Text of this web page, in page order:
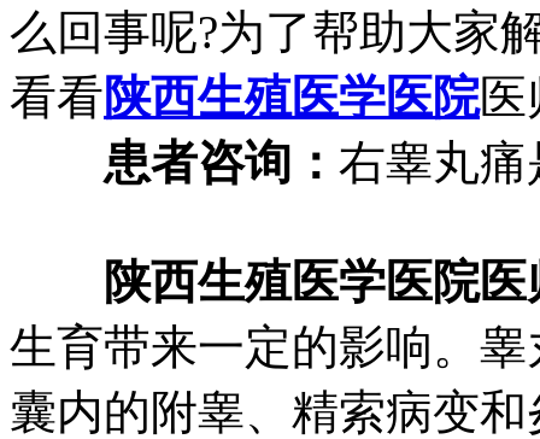
么回事呢?为了帮助大家
看看陕西生殖医学医院医
患者咨询： 右睾丸痛
陕西生殖医学医院
生育带来一定的影响。
囊内的附睾、精索病变